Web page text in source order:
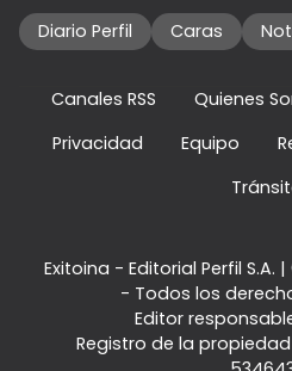
Diario Perfil Caras
Canales RSS Quienes
Privacidad
Equipo
Exitoina - Editorial Perfil S.A. |
- Todos los
Editor
Registro de la